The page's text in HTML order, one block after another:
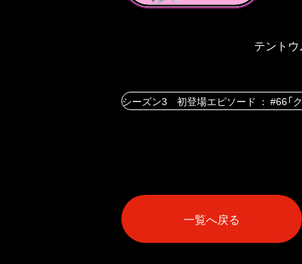
テント
シーズン3 初登場エピソード ： #66「
一覧へ戻る